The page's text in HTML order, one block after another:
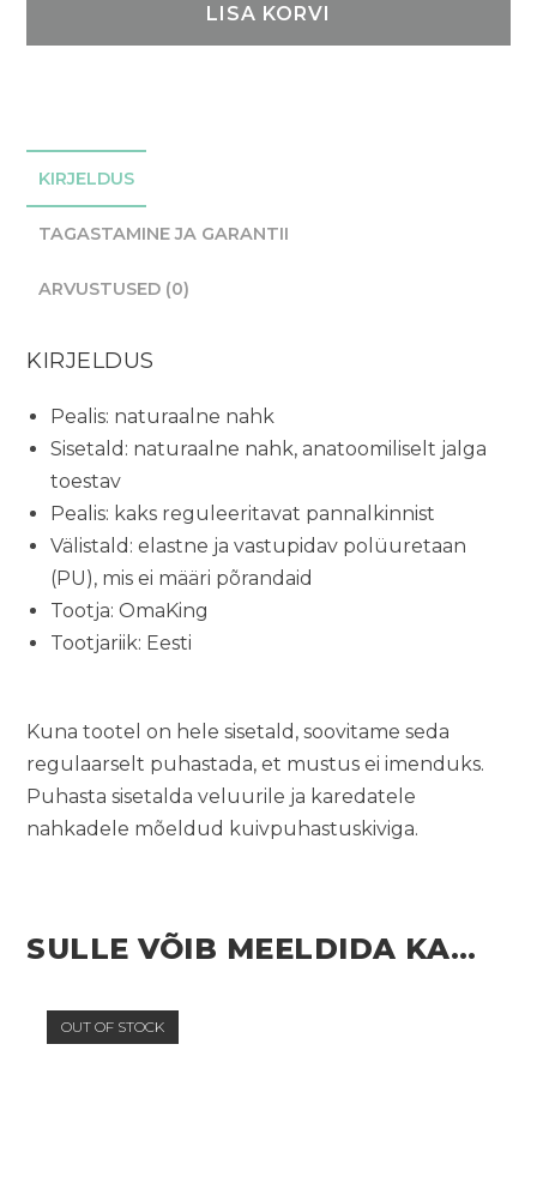
pruunid
LISA KORVI
KIRJELDUS
TAGASTAMINE JA GARANTII
ARVUSTUSED (0)
KIRJELDUS
Pealis: naturaalne nahk
Sisetald: naturaalne nahk, anatoomiliselt jalga
toestav
Pealis: kaks reguleeritavat pannalkinnist
Välistald: elastne ja vastupidav polüuretaan
(PU), mis ei määri põrandaid
Tootja: OmaKing
Tootjariik: Eesti
Kuna tootel on hele sisetald, soovitame seda
regulaarselt puhastada, et mustus ei imenduks.
Puhasta sisetalda veluurile ja karedatele
nahkadele mõeldud kuivpuhastuskiviga.
SULLE VÕIB MEELDIDA KA…
OUT OF STOCK